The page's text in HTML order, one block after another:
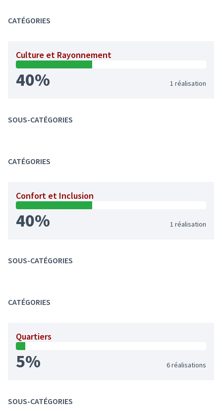
CATÉGORIES
Culture et Rayonnement
40% 1 réalisation
SOUS-CATÉGORIES
CATÉGORIES
Confort et Inclusion
40% 1 réalisation
SOUS-CATÉGORIES
CATÉGORIES
Quartiers
5% 6 réalisations
SOUS-CATÉGORIES